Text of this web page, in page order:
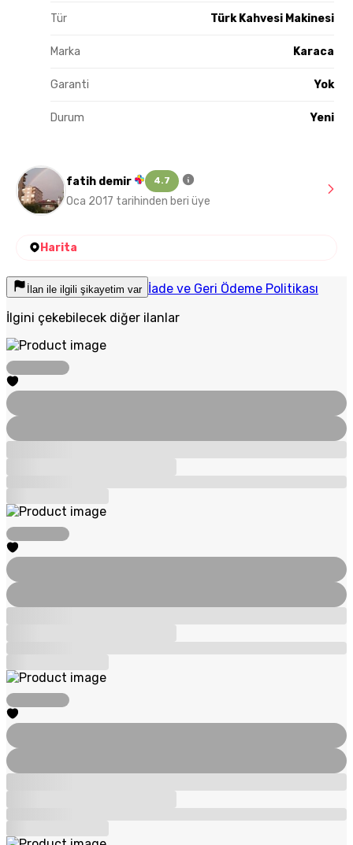
Tür Türk Kahvesi Makinesi
Marka Karaca
Garanti Yok
Durum Yeni
fatih demir 4.7
Oca 2017 tarihinden beri üye
Harita
İlan ile ilgili şikayetim var İade ve Geri Ödeme Politikası
İlgini çekebilecek diğer ilanlar